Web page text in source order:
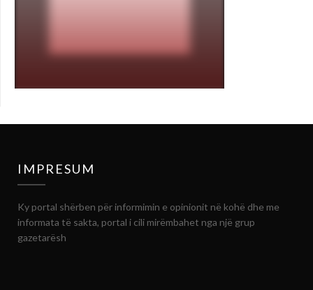
IMPRESUM
Ky portal shërben për informimin e opinionit në kohë dhe me
informata të sakta, portal i cili mirëmbahet nga një grup
gazetarësh